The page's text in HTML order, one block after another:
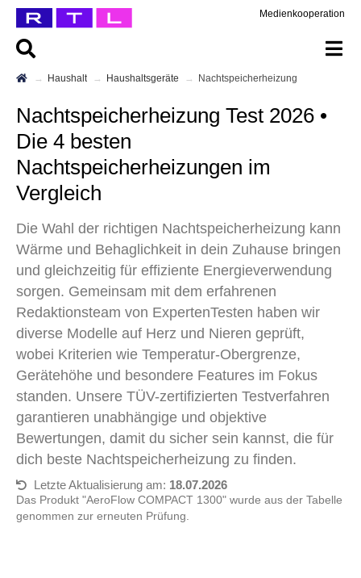
Medienkooperation
Haushalt Haushaltsgeräte Nachtspeicherheizung
Nachtspeicherheizung Test 2026 •
Die 4 besten
Nachtspeicherheizungen im
Vergleich
Die Wahl der richtigen Nachtspeicherheizung kann
Wärme und Behaglichkeit in dein Zuhause bringen
und gleichzeitig für effiziente Energieverwendung
sorgen. Gemeinsam mit dem erfahrenen
Redaktionsteam von ExpertenTesten haben wir
diverse Modelle auf Herz und Nieren geprüft,
wobei Kriterien wie Temperatur-Obergrenze,
Gerätehöhe und besondere Features im Fokus
standen. Unsere TÜV-zertifizierten Testverfahren
garantieren unabhängige und objektive
Bewertungen, damit du sicher sein kannst, die für
dich beste Nachtspeicherheizung zu finden.
Letzte Aktualisierung am: 18.07.2026
Das Produkt "AeroFlow COMPACT 1300" wurde aus der Tabelle
genommen zur erneuten Prüfung.